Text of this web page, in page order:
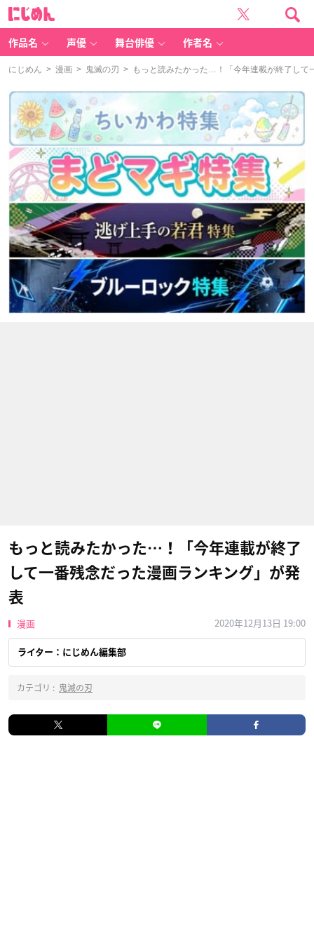
作品名 声優 舞台俳優 作者名
にじめん > 漫画 > 鬼滅の刃 > もっと読みたかった…！「今年連載が終了して
もっと読みたかった…！「今年連載が終了
して一番残念だった漫画ランキング」が発
表
漫画 2020年12月13日 19:00
ライター：にじめん編集部
カテゴリ : 鬼滅の刃